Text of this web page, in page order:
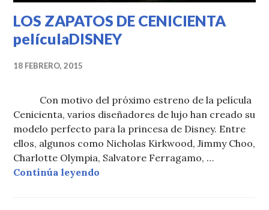
LOS ZAPATOS DE CENICIENTA
películaDISNEY
18 FEBRERO, 2015
Con motivo del próximo estreno de la película
Cenicienta, varios diseñadores de lujo han creado su
modelo perfecto para la princesa de Disney. Entre
ellos, algunos como Nicholas Kirkwood, Jimmy Choo,
Charlotte Olympia, Salvatore Ferragamo, …
Continúa leyendo